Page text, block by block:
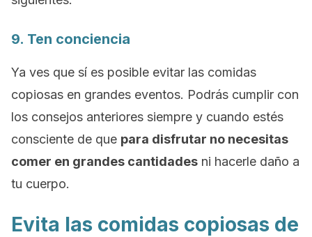
9. Ten conciencia
Ya ves que sí es posible evitar las comidas
copiosas en grandes eventos. Podrás cumplir con
los consejos anteriores siempre y cuando estés
consciente de que para disfrutar no necesitas
comer en grandes cantidades ni hacerle daño a
tu cuerpo.
Evita las comidas copiosas de